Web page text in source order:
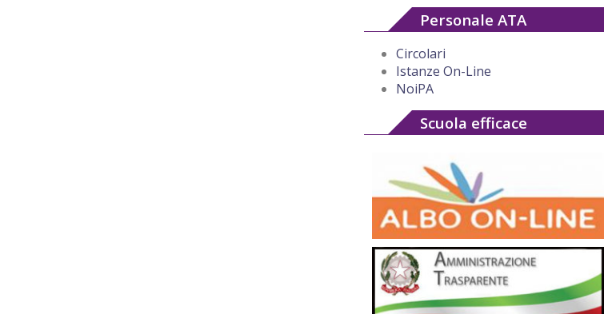
Personale ATA
Circolari
Istanze On-Line
NoiPA
Scuola efficace